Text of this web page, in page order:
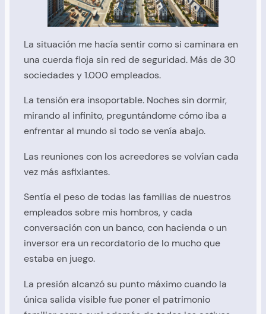
La situación me hacía sentir como si caminara en
una cuerda floja sin red de seguridad. Más de 30
sociedades y 1.000 empleados.
La tensión era insoportable. Noches sin dormir,
mirando al infinito, preguntándome cómo iba a
enfrentar al mundo si todo se venía abajo.
Las reuniones con los acreedores se volvían cada
vez más asfixiantes.
Sentía el peso de todas las familias de nuestros
empleados sobre mis hombros, y cada
conversación con un banco, con hacienda o un
inversor era un recordatorio de lo mucho que
estaba en juego.
La presión alcanzó su punto máximo cuando la
única salida visible fue poner el patrimonio